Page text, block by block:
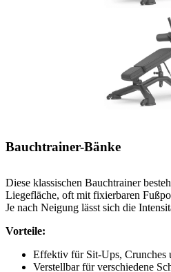
Bauchtrainer-Bänke
Diese klassischen Bauchtrainer
Liegefläche, oft mit fixierbaren
Je nach Neigung lässt sich die
Vorteile:
Effektiv für Sit-Ups, Crunches
Verstellbar für verschiedene